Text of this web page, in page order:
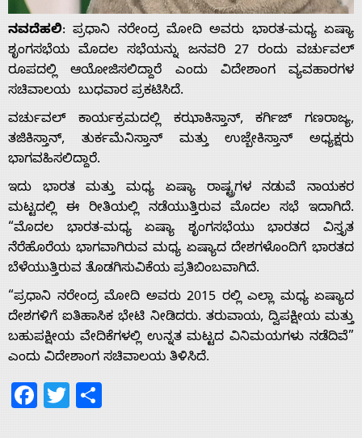
Home
About
Us
Advertise
ನವದೆಹಲಿ: ಪ್ರಧಾನಿ ನರೇಂದ್ರ ಮೋದಿ ಅವರು ಭಾರತ-ಮಧ್ಯ ಏಷ್ಯಾ
ಶೃಂಗಸಭೆಯ ಮೊದಲ ಸಭೆಯನ್ನು ಜನವರಿ 27 ರಂದು ವರ್ಚುವಲ್
ರೂಪದಲ್ಲಿ ಆಯೋಜಿಸಲಿದ್ದಾರೆ ಎಂದು ವಿದೇಶಾಂಗ ವ್ಯವಹಾರಗಳ
ಸಚಿವಾಲಯ ಬುಧವಾರ ಪ್ರಕಟಿಸಿದೆ.
ವರ್ಚುವಲ್ ಕಾರ್ಯಕ್ರಮದಲ್ಲಿ ಕಝಾಕಿಸ್ತಾನ್, ಕರ್ಗಿಜ್ ಗಣರಾಜ್ಯ,
ತಜಿಕಿಸ್ತಾನ್, ತುರ್ಕಮೆನಿಸ್ತಾನ್ ಮತ್ತು ಉಜ್ಬೇಕಿಸ್ತಾನ್ ಅಧ್ಯಕ್ಷರು
ಭಾಗವಹಿಸಲಿದ್ದಾರೆ.
ಇದು ಭಾರತ ಮತ್ತು ಮಧ್ಯ ಏಷ್ಯಾ ರಾಷ್ಟ್ರಗಳ ನಡುವೆ ನಾಯಕರ
ಮಟ್ಟದಲ್ಲಿ ಈ ರೀತಿಯಲ್ಲಿ ನಡೆಯುತ್ತಿರುವ ಮೊದಲ ಸಭೆ ಇದಾಗಿದೆ.
“ಮೊದಲ ಭಾರತ-ಮಧ್ಯ ಏಷ್ಯಾ ಶೃಂಗಸಭೆಯು ಭಾರತದ ವಿಸ್ತೃತ
ನೆರೆಹೊರೆಯ ಭಾಗವಾಗಿರುವ ಮಧ್ಯ ಏಷ್ಯಾದ ದೇಶಗಳೊಂದಿಗೆ ಭಾರತದ
ಬೆಳೆಯುತ್ತಿರುವ ತೊಡಗಿಸುವಿಕೆಯ ಪ್ರತಿಬಿಂಬವಾಗಿದೆ.
“ಪ್ರಧಾನಿ ನರೇಂದ್ರ ಮೋದಿ ಅವರು 2015 ರಲ್ಲಿ ಎಲ್ಲಾ ಮಧ್ಯ ಏಷ್ಯಾದ
ದೇಶಗಳಿಗೆ ಐತಿಹಾಸಿಕ ಭೇಟಿ ನೀಡಿದರು. ತರುವಾಯ, ದ್ವಿಪಕ್ಷೀಯ ಮತ್ತು
ಬಹುಪಕ್ಷೀಯ ವೇದಿಕೆಗಳಲ್ಲಿ ಉನ್ನತ ಮಟ್ಟದ ವಿನಿಮಯಗಳು ನಡೆದಿವೆ”
ಎಂದು ವಿದೇಶಾಂಗ ಸಚಿವಾಲಯ ತಿಳಿಸಿದೆ.
Facebook
Twitter